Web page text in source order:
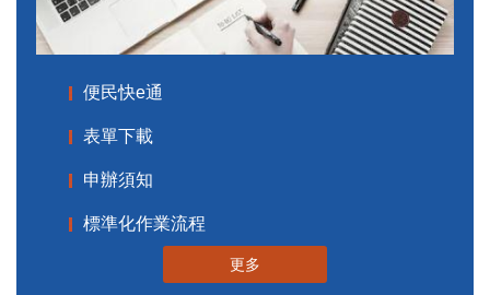
便民快e通
表單下載
申辦須知
標準化作業流程
更多